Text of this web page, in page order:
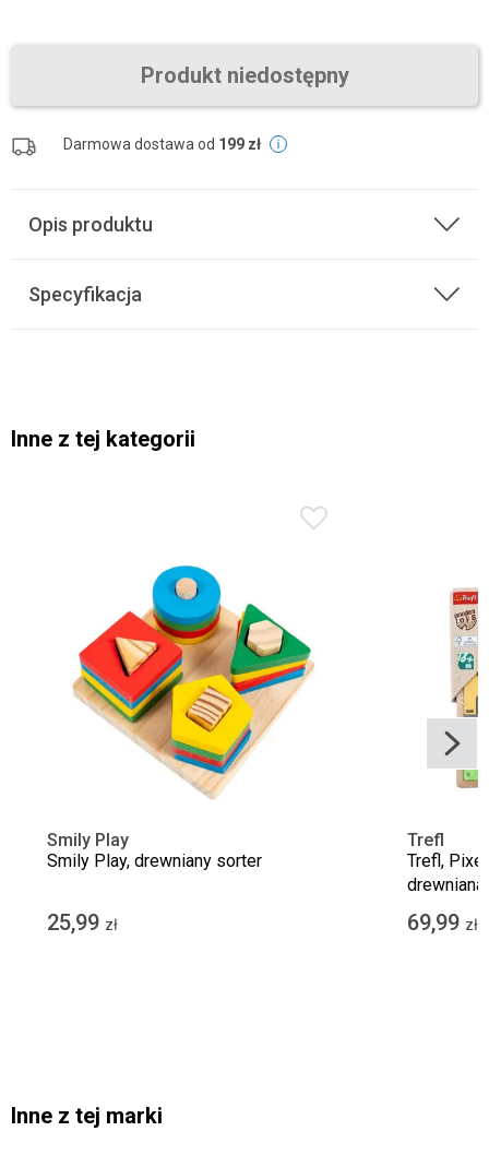
Produkt niedostępny
Darmowa dostawa od 199 zł
Opis produktu
Specyfikacja
Inne z tej kategorii
Smily Play
Smily Play, drewniany sorter
25,99 zł
Trefl
Trefl, Pixel
69,99 zł
Inne z tej marki